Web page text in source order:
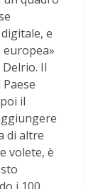
e
Il
il
di altre
volete, è